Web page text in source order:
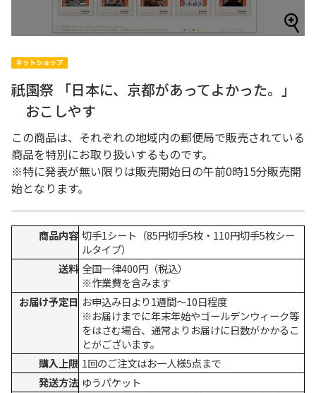
祇園祭 「日本に、京都があってよかった。」
おこしやす
この商品は、それぞれの地域内の郵便局で販売されている
商品を特別にお取り扱いするものです。
※特に発表が無い限りは販売開始日の午前0時15分販売開
始となります。
商品内容 切手1シート（85円切手5枚・110円切手5枚シー
ルタイプ）
送料 全国一律400円（税込）
※作業費を含みます
お届け予定日 お申込み日より1週間～10日程度
※お届けまでに年末年始やゴールデンウィーク等
をはさむ場合、通常よりお届けに日数がかかるこ
とがございます。
購入上限 1回のご注文はお一人様5点まで
発送方法 ゆうパケット